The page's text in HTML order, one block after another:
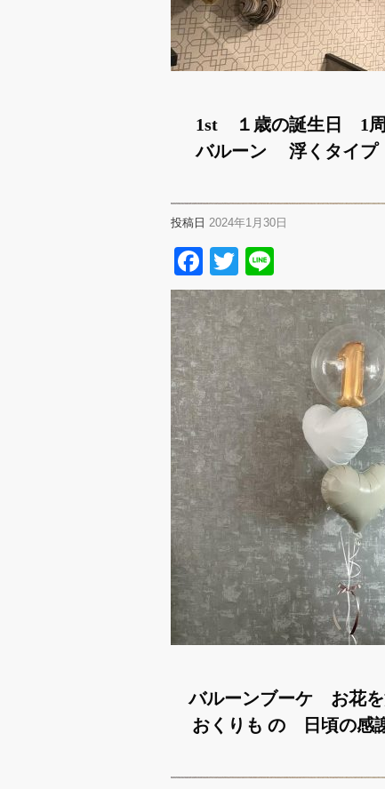
1st １歳の誕生日 1
バルーン 浮くタイ
投稿日 2024年1月30日
Facebook
Twitter
バルーンブーケ お花
おくりも の 日頃の